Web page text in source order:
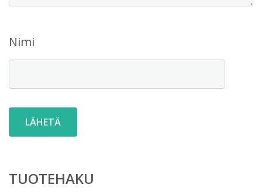
Nimi
TUOTEHAKU